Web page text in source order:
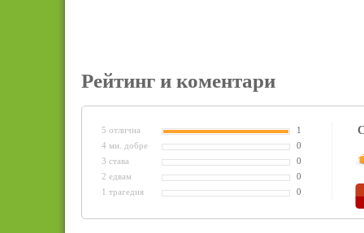
Рейтинг и коментари
5 отлична
1
4 мн. добре
0
3 става
0
2 едвам
0
1 трагедия
0